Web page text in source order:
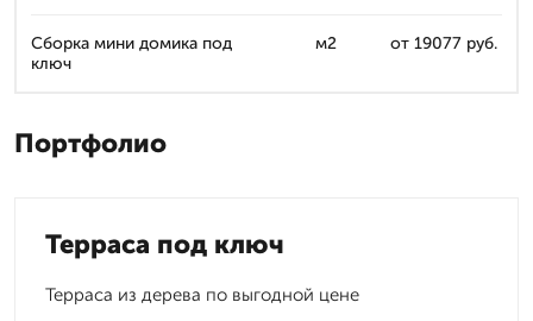
Сборка мини домика под
ключ
м2 от 19077 руб.
Портфолио
Терраса под ключ
Терраса из дерева по выгодной цене